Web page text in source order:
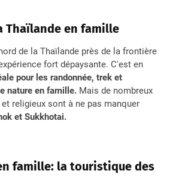
Thaïlande en famille
de la Thaïlande près de la frontière
fort dépaysante. C'est en
pour les randonnée, trek et
nature en famille. Mais de nombreux
religieux sont à ne pas manquer
et Sukkhotai.
famille: la touristique des